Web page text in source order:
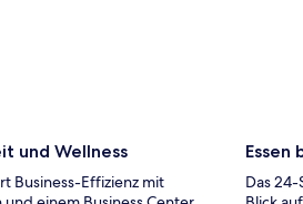
und Wellness
Business-Effizienz mit
Essen
Das